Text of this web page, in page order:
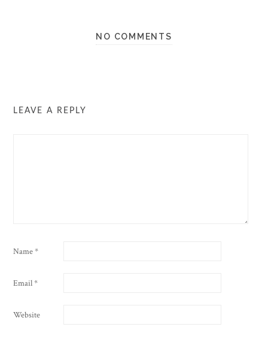
NO COMMENTS
LEAVE A REPLY
Name*
Email*
Website